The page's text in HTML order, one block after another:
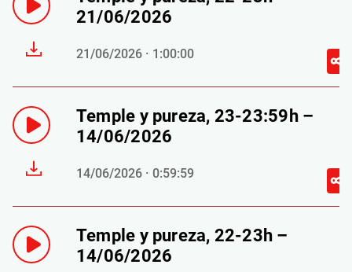
21/06/2026
21/06/2026 · 1:00:00
Temple y pureza, 23-23:59h –
14/06/2026
14/06/2026 · 0:59:59
Temple y pureza, 22-23h –
14/06/2026